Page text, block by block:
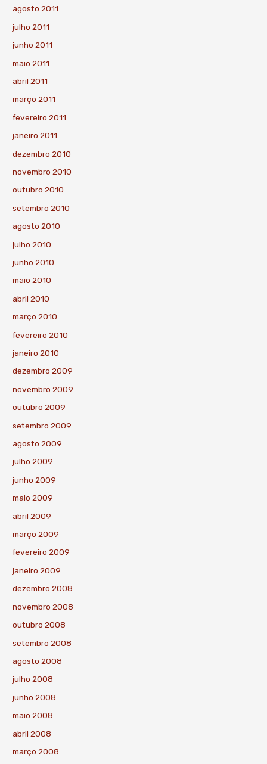
agosto 2011
julho 2011
junho 2011
maio 2011
abril 2011
março 2011
fevereiro 2011
janeiro 2011
dezembro 2010
novembro 2010
outubro 2010
setembro 2010
agosto 2010
julho 2010
junho 2010
maio 2010
abril 2010
março 2010
fevereiro 2010
janeiro 2010
dezembro 2009
novembro 2009
outubro 2009
setembro 2009
agosto 2009
julho 2009
junho 2009
maio 2009
abril 2009
março 2009
fevereiro 2009
janeiro 2009
dezembro 2008
novembro 2008
outubro 2008
setembro 2008
agosto 2008
julho 2008
junho 2008
maio 2008
abril 2008
março 2008